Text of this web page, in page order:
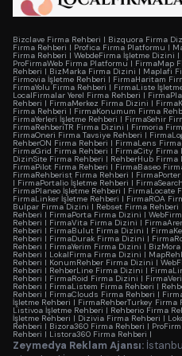
Bizclave Firma Rehberi | Bizquora Firma
Firma Rehberi | Profica Firma Platformu |
Firma Rehberi | WebdeFirma İşletme Dizini |
ProFirmaWeb Firma Platformu | FirmaMap
Rehberi | BizMarka Firma Dizini | Maplafi
Firmovia İşletme Rehberi | FirmaHaritam
FirmaYolu Firma Rehberi | FirmaListe
LocalFirmalar Yerel Firma Rehberi |
Rehberi | FirmaMerkez Firma Dizini |
Firma Rehberi | FirmaKonumum Firma
FirmaYerleri İşletme Rehberi | FirmaSehir
FirmaRehberiTR Firma Dizini | Firmoria
FirmaOneri Firma Tavsiye Rehberi |
RehberON Firma Rehberi | FirmaLens
FirmaGrid Firma Rehberi | FirmaCity Firma
DizinSite Firma Rehberi | RehberHub Firma
FirmaPilot Firma Rehberi | FirmaBaseo
FirmaRehberist Firma Rehberi |
| FirmaPortalio İşletme Rehberi |
FirmaPlaneo İşletme Rehberi | FirmaLocate
FirmaLinker İşletme Rehberi | FirmaROA
Bulpar Firma Dizini | Rebset Firma Rehberi
Rehberi | FirmaPorta Firma Dizini |
Rehberi | FirmaVita Firma Dizini |
Rehberi | FirmaBulut Firma Dizini |
Rehberi | FirmaDurak Firma Dizini |
Rehberi | FirmaYerim Firma Dizini | BizMora
Rehberi | LokalFirma Firma Dizini |
Rehberi | KonumRehber Firma Dizini |
Rehberi | RehberLine Firma Dizini |
Rehberi | FirmaRoid Firma Dizini |
Rehberi | FirmaListem Firma Rehberi |
Rehberi | FirmaClouds Firma Rehberi |
İşletme Rehberi | FirmaRehberTurkey Firma
Listivoa İşletme Rehberi | Rehberio Firma
İşletme Rehberi | Dizivia Firma Rehberi |
Rehberi | Bizora360 Firma Rehberi |
Rehberi | Listora360 Firma Rehberi |
Zeymedya Reklam Ajansı: